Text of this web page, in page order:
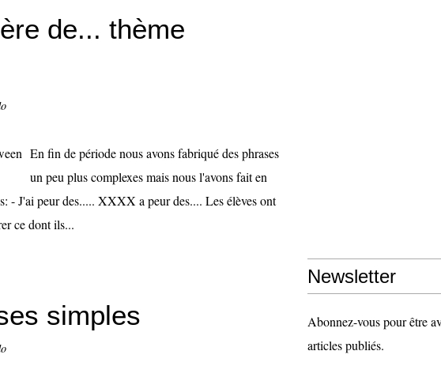
de... thème
En fin de période nous avons fabriqué des phrases
un peu plus complexes mais nous l'avons fait en
- J'ai peur des..... XXXX a peur des.... Les élèves ont
ce dont ils...
simples
Newsletter
Abonnez-vous pour être
articles publiés.